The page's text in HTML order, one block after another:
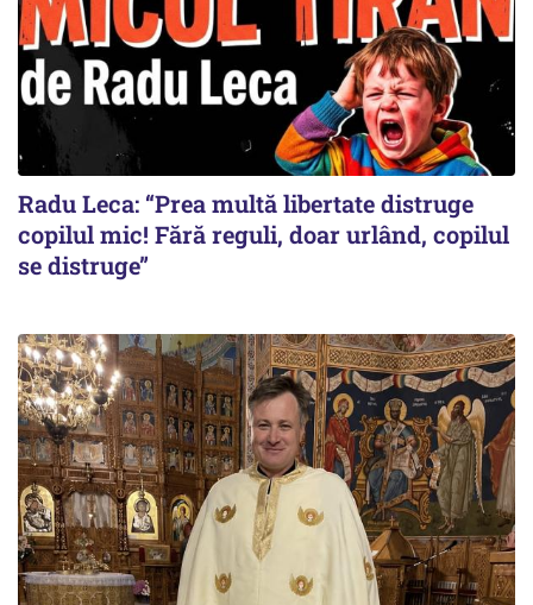
Radu Leca: “Prea multă libertate distruge
copilul mic! Fără reguli, doar urlând, copilul
se distruge”